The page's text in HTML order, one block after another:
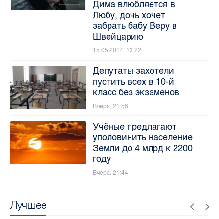
Лучшее
Дима влюбляется в
Любу, дочь хочет
забрать бабу Веру в
Швейцарию
15.05.2014, 13:22
Депутаты захотели
пустить всех в 10-й
класс без экзаменов
Вчера, 21:58
Учёные предлагают
уполовинить население
Земли до 4 млрд к 2200
году
Вчера, 21:44